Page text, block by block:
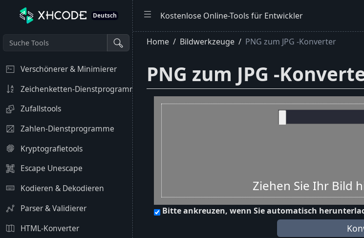
Deutsch
Verschönerer & Minimierer
Zeichenketten-Dienstprogramme
Zufallstools
Zahlen-Dienstprogramme
Kryptografietools
Escape Unescape
Kodieren & Dekodieren
Parser & Validierer
HTML-Konverter
Kostenlose Online-Tools für Entwickler
Home Bildwerkzeuge PNG zum JPG -Konverter
PNG zum JPG -
Ziehen Sie Ihr Bild
Bitte ankreuzen, wenn Sie automatisch